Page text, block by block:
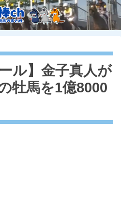
ル】金子真人が
牡馬を1億8000